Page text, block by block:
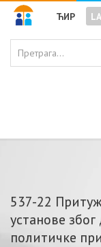
ЋИР
537-22
установе
политичке